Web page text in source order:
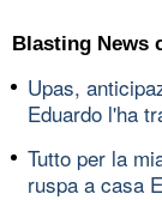
Blasting News
Upas,
Eduardo l'ha
Tutto per la
ruspa a casa